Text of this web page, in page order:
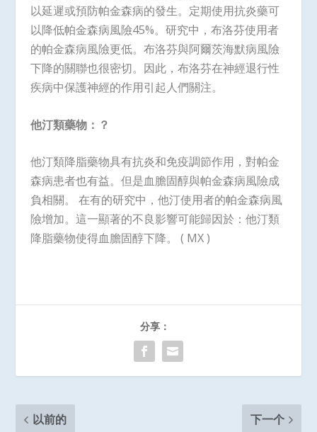
以延遲或預防帕金森病的發生。定期使用抗炎藥可
以降低帕金森病風險45%。研究中，布洛芬使用者
的帕金森病風險更低。布洛芬與阿爾茨海默病風險
下降的關聯也很密切。因此，布洛芬在神經退行性
疾病中保護神經的作用引起人們關注。
他汀類藥物：？
他汀類降脂藥物具有抗炎和免疫調節作用，對帕金
森病患者也有益。但是血膽固醇與帕金森病風險成
負相關。 在有的研究中，他汀使用者的帕金森病風
險增加。這一顯著的不良影響可能歸因於：他汀類
降脂藥物使得血膽固醇下降。 ( MX )
分享：
以前的 下一个